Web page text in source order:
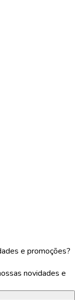
e promoções?
novidades e